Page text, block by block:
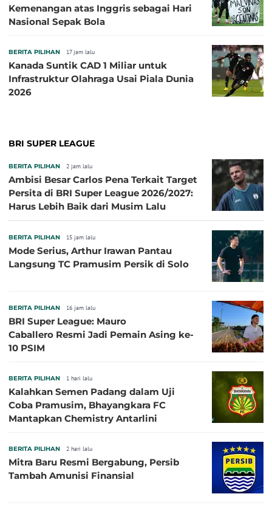
Kemenangan atas Inggris sebagai Hari
Nasional Sepak Bola
BERITA PILIHAN 17 jam lalu
Kanada Suntik CAD 1 Miliar untuk
Infrastruktur Olahraga Usai Piala Dunia
2026
BRI SUPER LEAGUE
BERITA PILIHAN 2 jam lalu
Ambisi Besar Carlos Pena Terkait Target
Persita di BRI Super League 2026/2027:
Harus Lebih Baik dari Musim Lalu
BERITA PILIHAN 15 jam lalu
Mode Serius, Arthur Irawan Pantau
Langsung TC Pramusim Persik di Solo
BERITA PILIHAN 16 jam lalu
BRI Super League: Mauro
Caballero Resmi Jadi Pemain Asing ke-
10 PSIM
BERITA PILIHAN 1 hari lalu
Kalahkan Semen Padang dalam Uji
Coba Pramusim, Bhayangkara FC
Mantapkan Chemistry Antarlini
BERITA PILIHAN 2 hari lalu
Mitra Baru Resmi Bergabung, Persib
Tambah Amunisi Finansial